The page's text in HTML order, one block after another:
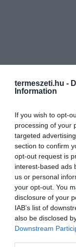
termeszeti.hu -
Information
If you wish to opt-
processing of your
targeted
section to confirm
opt-out request is
interest-based ads
us or personal
your opt-out. You
disclosure of your
IAB’s list of
also be disclosed
Downstream